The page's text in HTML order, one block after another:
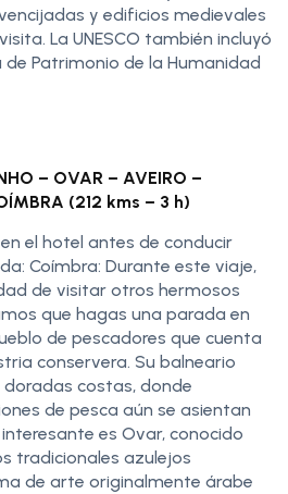
y edificios medievales
La UNESCO también incluyó
Patrimonio de la Humanidad
– OVAR – AVEIRO –
(212 kms – 3 h)
el hotel antes de conducir
Coímbra: Durante este viaje,
de visitar otros hermosos
que hagas una parada en
de pescadores que cuenta
conservera. Su balneario
costas, donde
de pesca aún se asientan
es Ovar, conocido
tradicionales azulejos
de arte originalmente árabe